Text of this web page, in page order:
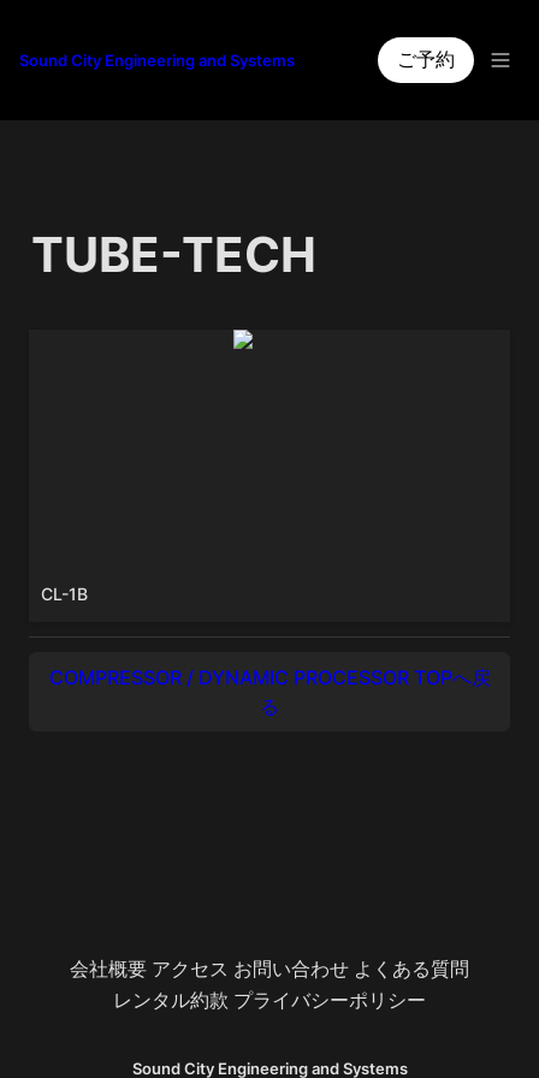
Sound City Engineering and Systems ご予約
TUBE-TECH
CL-1B
CL-1B
COMPRESSOR / DYNAMIC PROCESSOR TOPへ戻
る
Sound City Engineering and Systems
会社概要 アクセス お問い合わせ よくある質問
レンタル約款 プライバシーポリシー